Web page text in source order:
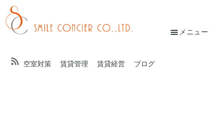
Skip
to
main
Skip
to
footer
條空室対策 賃貸管理 賃貸経営 ブログ
メニュー